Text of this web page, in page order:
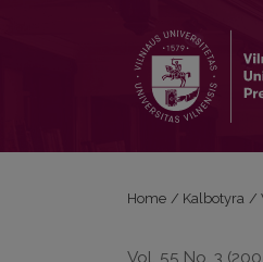
Home / Kalbotyra /
Vol. 55 No. 3